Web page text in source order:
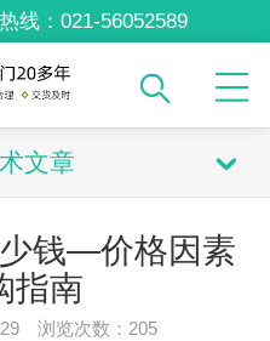
线： 021-56052589
文章
钱—价格因素
指南
浏览次数： 205